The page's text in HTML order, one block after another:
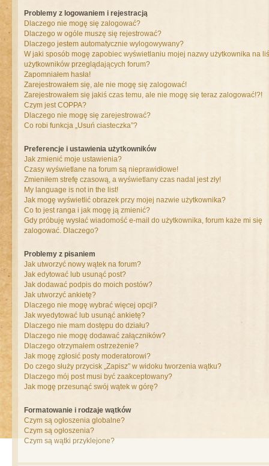
Problemy z logowaniem i rejestracją
Dlaczego nie mogę się zalogować?
Dlaczego w ogóle muszę się rejestrować?
Dlaczego jestem automatycznie wylogowywany?
W jaki sposób mogę zapobiec wyświetlaniu mojej nazwy użytkownika na
użytkowników przeglądających forum?
Zapomniałem hasła!
Zarejestrowałem się, ale nie mogę się zalogować!
Zarejestrowałem się jakiś czas temu, ale nie mogę się teraz zalogować!?!
Czym jest COPPA?
Dlaczego nie mogę się zarejestrować?
Co robi funkcja „Usuń ciasteczka”?
Preferencje i ustawienia użytkowników
Jak zmienić moje ustawienia?
Czasy wyświetlane na forum są nieprawidłowe!
Zmieniłem strefę czasową, a wyświetlany czas nadal jest zły!
My language is not in the list!
Jak mogę wyświetlić obrazek przy mojej nazwie użytkownika?
Co to jest ranga i jak mogę ją zmienić?
Gdy próbuję wysłać wiadomość e-mail do użytkownika, forum każe mi się
zalogować. Dlaczego?
Problemy z pisaniem
Jak utworzyć nowy wątek na forum?
Jak edytować lub usunąć post?
Jak dodawać podpis do moich postów?
Jak utworzyć ankietę?
Dlaczego nie mogę wybrać więcej opcji?
Jak wyedytować lub usunąć ankietę?
Dlaczego nie mam dostępu do działu?
Dlaczego nie mogę dodawać załączników?
Dlaczego otrzymałem ostrzeżenie?
Jak mogę zgłosić posty moderatorowi?
Do czego służy przycisk „Zapisz” w widoku tworzenia wątku?
Dlaczego mój post musi być zaakceptowany?
Jak mogę przesunąć swój wątek w górę?
Formatowanie i rodzaje wątków
Czym są ogłoszenia globalne?
Czym są ogłoszenia?
Czym są wątki przyklejone?